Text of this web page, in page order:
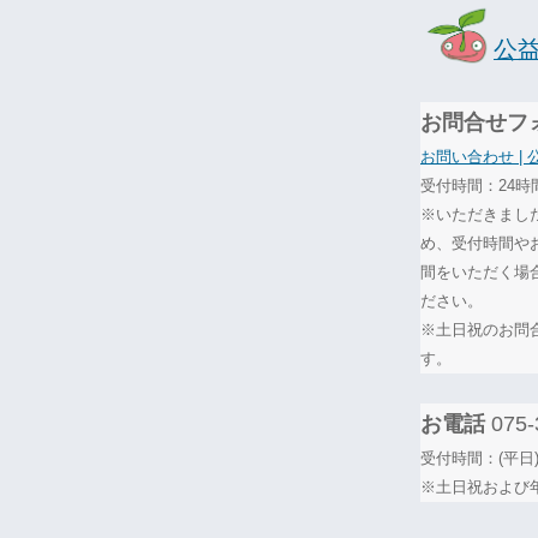
公
お問合せフ
お問い合わせ |
受付時間：24時
※いただきまし
め、受付時間や
間をいただく場
ださい。
※土日祝のお問
す。
お電話075-
受付時間：(平
※土日祝および